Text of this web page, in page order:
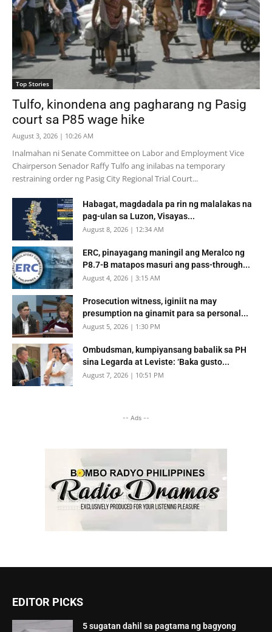
Top Stories
Tulfo, kinondena ang pagharang ng Pasig
court sa P85 wage hike
August 3, 2026 | 10:26 AM
Inalmahan ni Senate Committee on Labor and Employment Vice
Chairperson Senador Raffy Tulfo ang inilabas na temporary
restraining order ng Pasig City Regional Trial Court...
Habagat, magdadala pa rin ng malalakas na
pag-ulan sa Luzon, Visayas...
August 8, 2026 | 12:34 AM
ERC, pinayagang maningil ang Meralco ng
P8.7-B matapos masuri ang pass-through...
August 4, 2026 | 3:15 AM
Prosecution witness, iginiit na may
presumption na ginamit para sa personal...
August 5, 2026 | 1:30 PM
Ombudsman, kumpiyansang babalik sa PH
sina Legarda at Leviste: ‘Baka gusto...
August 7, 2026 | 10:51 PM
-- Ads --
EDITOR PICKS
5 sugatan dahil sa pagtama ng bagyong